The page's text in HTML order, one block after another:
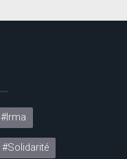
#Irma
#Solidarité